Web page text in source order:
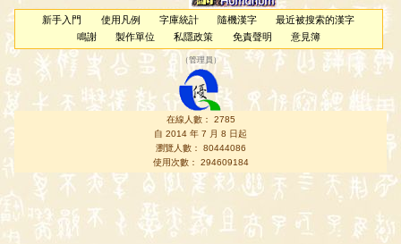
新手入門 使用凡例 字庫統計 隨機漢字
最近被搜索的漢字
鳴謝
製作單位 私隱政策 免責聲明 意見簿
（管理員 ）
在線人數： 2785
自 2014 年 7 月 8 日起
瀏覽人數： 80444086
使用次數： 294609184